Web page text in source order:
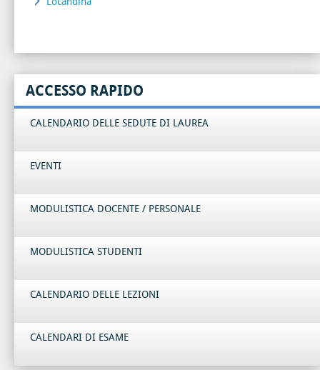
ACCESSO RAPIDO
CALENDARIO DELLE SEDUTE DI LAUREA
EVENTI
MODULISTICA DOCENTE / PERSONALE
MODULISTICA STUDENTI
CALENDARIO DELLE LEZIONI
CALENDARI DI ESAME